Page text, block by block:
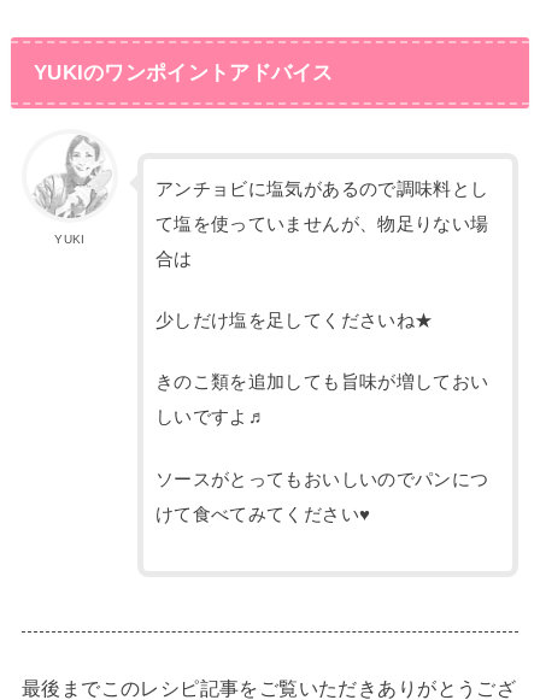
YUKIのワンポイントアドバイス
YUKI
アンチョビに塩気があるので調味料とし
て塩を使っていませんが、物足りない場
合は
少しだけ塩を足してくださいね★
きのこ類を追加しても旨味が増しておい
しいですよ♬
ソースがとってもおいしいのでパンにつ
けて食べてみてください♥
最後までこのレシピ記事をご覧いただきありがとうござ